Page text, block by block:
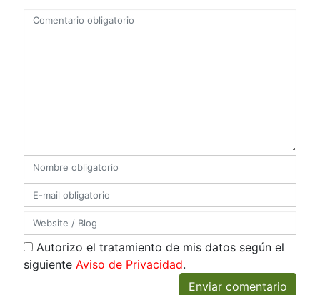
Autorizo el tratamiento de mis datos según el
siguienteAviso de Privacidad.
Enviar comentario